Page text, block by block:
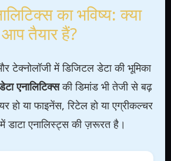
का भविष्य: क्या
आप तैयार हैं?
में डिजिटल डेटा की भूमिका
एनालिटिक्सकी डिमांड भी तेजी से बढ़
हो या फाइनेंस, रिटेल हो या एग्रीकल्चर
डाटा एनालिस्ट्स की ज़रूरत है।